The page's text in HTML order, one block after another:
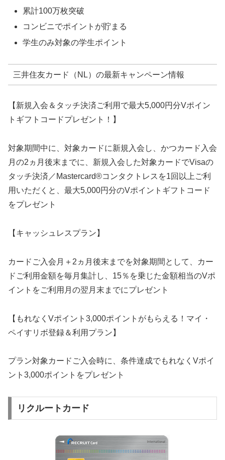
累計100万枚突破
コンビニでポイントが貯まる
学生のみ対象の学生ポイント
三井住友カード（NL）の最新キャンペーン情報
【新規入会＆タッチ決済ご利用で最大5,000円分Vポイン
トギフトコードプレゼント！】
対象期間中に、対象カードに新規入会し、かつカード入会
月の2ヵ月後末までに、新規入会した対象カードでVisaの
タッチ決済／Mastercard®コンタクトレスを1回以上ご利
用いただくと、最大5,000円分のVポイントギフトコード
をプレゼント
【キャッシュレスプラン】
カードご入会月＋2ヵ月後末までを対象期間として、カー
ドご利用金額を毎月集計し、15％を乗じた金額相当のVポ
イントをご利用月の翌月末までにプレゼント
【もれなくVポイント3,000ポイントがもらえる！マイ・
ペイすリボ登録＆利用プラン】
プラン対象カードご入会時に、条件達成でもれなくVポイ
ント3,000ポイントをプレゼント
リクルートカード